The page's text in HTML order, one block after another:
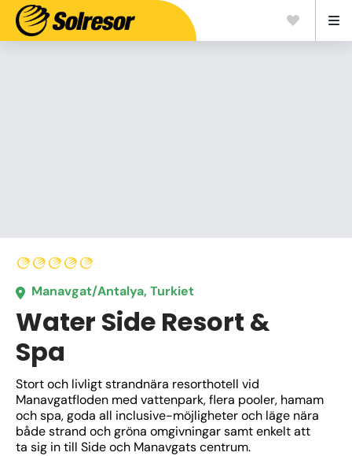
Manavgat/Antalya, Turkiet
Water Side Resort &
Spa
Stort och livligt strandnära resorthotell vid
Manavgatfloden med vattenpark, flera pooler, hamam
och spa, goda all inclusive-möjligheter och läge nära
både strand och gröna omgivningar samt enkelt att
ta sig in till Side och Manavgats centrum.